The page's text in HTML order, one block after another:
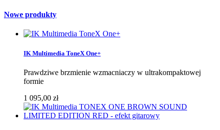
Nowe produkty
IK Multimedia ToneX One+
Prawdziwe brzmienie wzmacniaczy w ultrakompaktowej
formie
1 095,00 zł